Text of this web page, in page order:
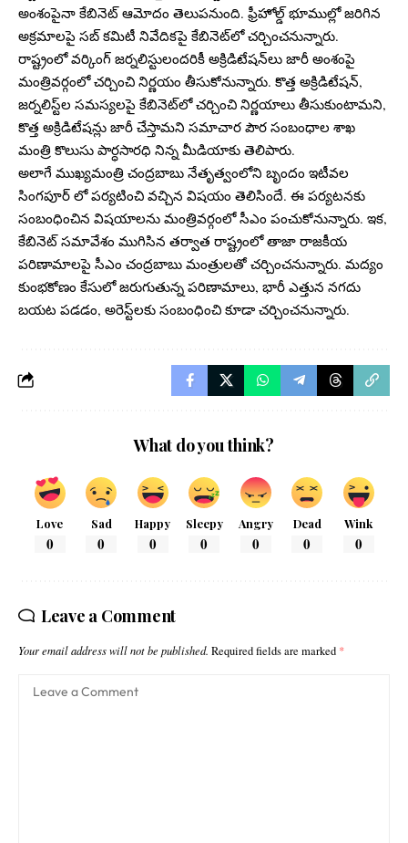
అంశంపైనా కేబినెట్ ఆమోదం తెలుపనుంది. ఫ్రీహోల్డ్ భూముల్లో జరిగిన
అక్రమాలపై సబ్ కమిటీ నివేదికపై కేబినెట్‌లో చర్చించనున్నారు.
రాష్ట్రంలో వర్కింగ్ జర్నలిస్టులందరికీ అక్రిడిటేషన్‌లు జారీ అంశంపై
మంత్రివర్గంలో చర్చించి నిర్ణయం తీసుకోనున్నారు. కొత్త అక్రిడిటేషన్,
జర్నలిస్ట్‌ల సమస్యలపై కేబినెట్‌లో చర్చించి నిర్ణయాలు తీసుకుంటామని,
కొత్త అక్రిడిటేషన్లు జారీ చేస్తామని సమాచార పౌర సంబంధాల శాఖ
మంత్రి కొలుసు పార్ధసారధి నిన్న మీడియాకు తెలిపారు.
అలాగే ముఖ్యమంత్రి చంద్రబాబు నేతృత్వంలోని బృందం ఇటీవల
సింగపూర్ లో పర్యటించి వచ్చిన విషయం తెలిసిందే. ఈ పర్యటనకు
సంబంధించిన విషయాలను మంత్రివర్గంలో సీఎం పంచుకోనున్నారు. ఇక,
కేబినెట్‌ సమావేశం ముగిసిన తర్వాత రాష్ట్రంలో తాజా రాజకీయ
పరిణామాలపై సీఎం చంద్రబాబు మంత్రులతో చర్చించనున్నారు. మద్యం
కుంభకోణం కేసులో జరుగుతున్న పరిణామాలు, భారీ ఎత్తున నగదు
బయట పడడం, అరెస్ట్‌లకు సంబంధించి కూడా చర్చించనున్నారు.
What do you think?
Love
0
Sad
0
Happy
0
Sleepy
0
Angry
0
Dead
0
Wink
0
Leave a Comment
Your email address will not be published. Required fields are marked *